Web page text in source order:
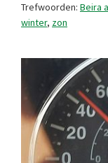
Trefwoorden: Beira
winter, zon